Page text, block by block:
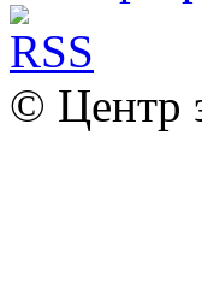
© Центр